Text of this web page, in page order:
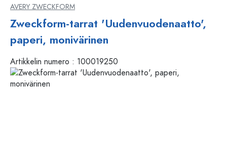
AVERY ZWECKFORM
Zweckform-tarrat 'Uudenvuodenaatto',
paperi, monivärinen
Artikkelin numero : 100019250